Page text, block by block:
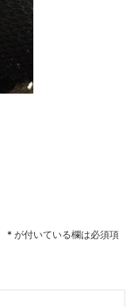
* が付いている欄は必須項